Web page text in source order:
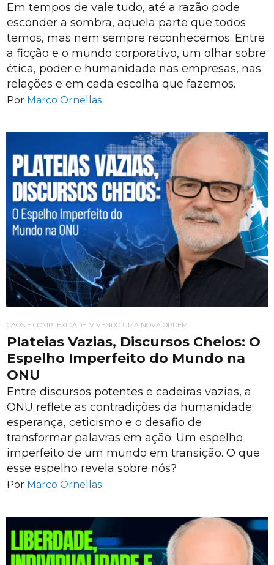
Em tempos de vale tudo, até a razão pode
esconder a sombra, aquela parte que todos
temos, mas nem sempre reconhecemos. Entre
a ficção e o mundo corporativo, um olhar sobre
ética, poder e humanidade nas empresas, nas
relações e em cada escolha que fazemos.
Por Marco Ornellas
CAOS E COMPLEXIDADE: VIVENDO UMA NOVA ORDEM
Plateias Vazias, Discursos Cheios: O
Espelho Imperfeito do Mundo na
ONU
Entre discursos potentes e cadeiras vazias, a
ONU reflete as contradições da humanidade:
esperança, ceticismo e o desafio de
transformar palavras em ação. Um espelho
imperfeito de um mundo em transição. O que
esse espelho revela sobre nós?
Por Marco Ornellas